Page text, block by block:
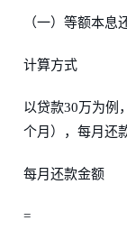
（一）等额本息
计算方式
以贷款30万为例
个月），每月还
每月还款金额
=